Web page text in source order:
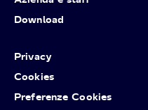
Download
Privacy
Cookies
Preferenze Cookies